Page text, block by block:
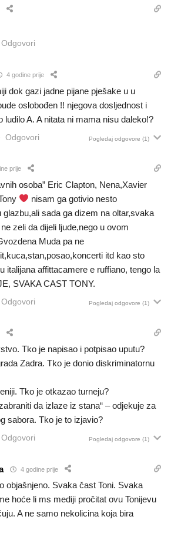
Odgovori
4 godine prije
dok gazi jadne pijane pješake u u
oslobođen !! njegova dosljednost i
ludilo A. A nitata ni mama nisu daleko!?
Odgovori Pogledaj odgovore (1)
prije
osoba” Eric Clapton, Nena,Xavier
nisam ga gotivio nesto
glazbu,ali sada ga dizem na oltar,svaka
zeli da dijeli ljude,nego u ovom
Muda pa ne
itd kao sto
italijana affittacamere e ruffiano, tengo la
SVAKA CAST TONY.
Odgovori Pogledaj odgovore (1)
Tko je napisao i potpisao uputu?
Zadra. Tko je donio diskriminatornu
Tko je otkazao turneju?
da izlaze iz stana“ – odjekuje za
sabora. Tko je to izjavio?
Odgovori Pogledaj odgovore (1)
4 godine prije
objašnjeno. Svaka čast Toni. Svaka
hoće li ms mediji pročitat ovu Tonijevu
A ne samo nekolicina koja bira